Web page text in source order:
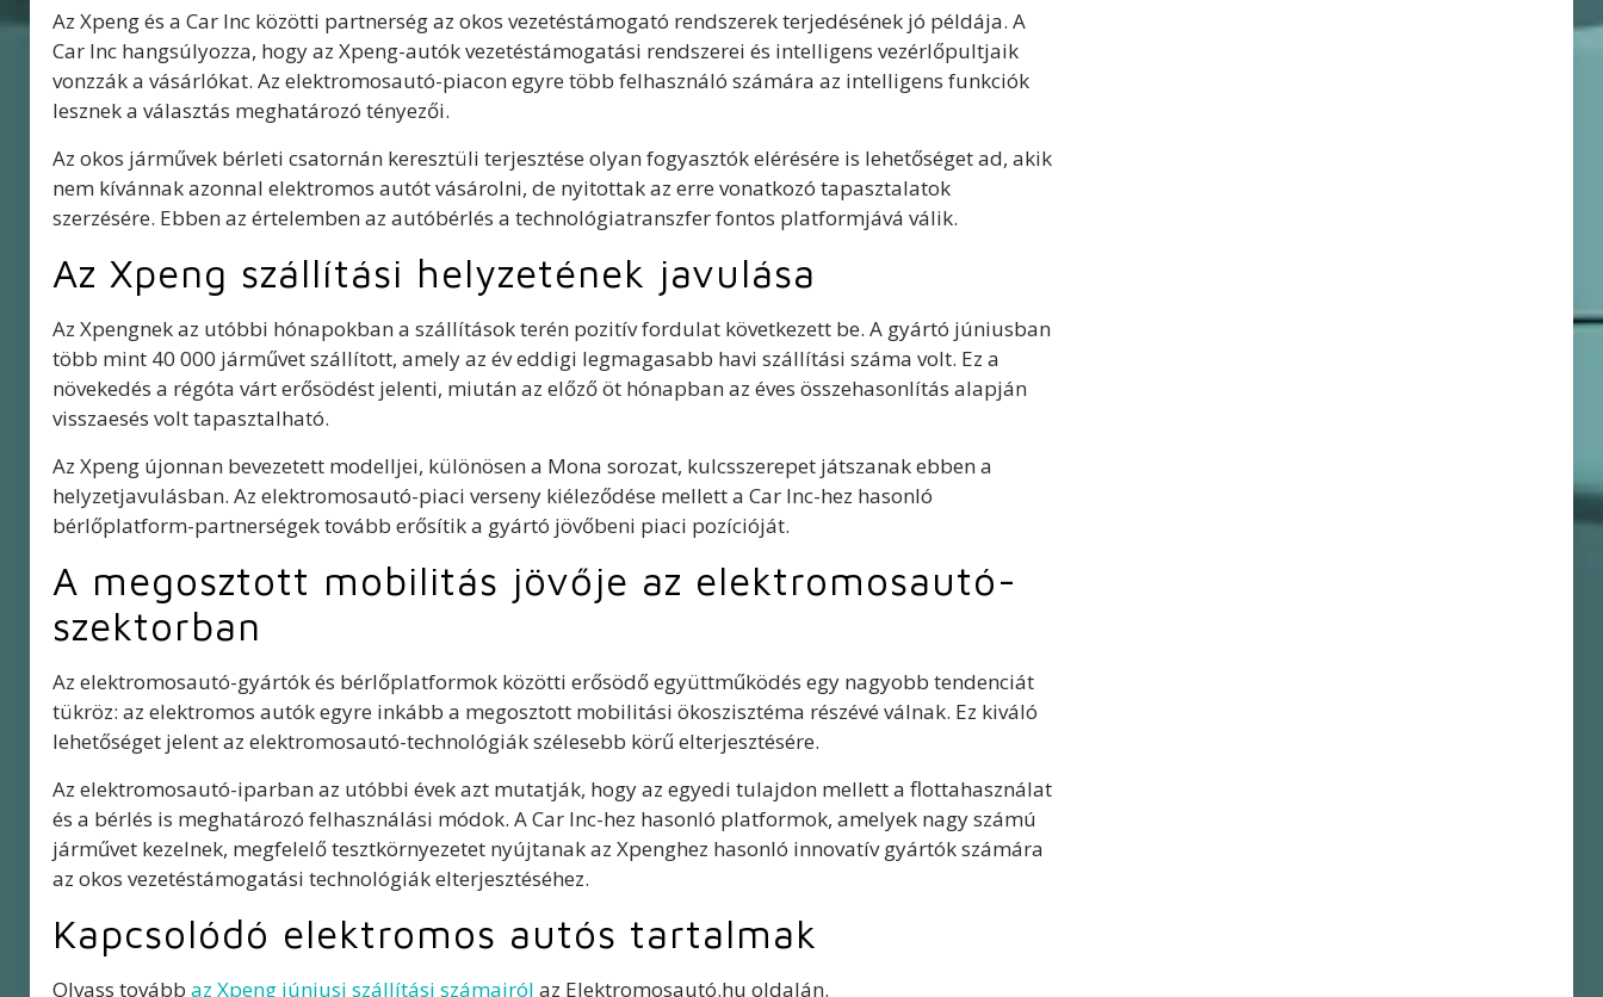
Az Xpeng és a Car Inc közötti partnerség az okos vezetéstámogató rendszerek terjedésének jó példája. A
Car Inc hangsúlyozza, hogy az Xpeng-autók vezetéstámogatási rendszerei és intelligens vezérlőpultjaik
vonzzák a vásárlókat. Az elektromosautó-piacon egyre több felhasználó számára az intelligens funkciók
lesznek a választás meghatározó tényezői.
Az okos járművek bérleti csatornán keresztüli terjesztése olyan fogyasztók elérésére is lehetőséget ad, akik
nem kívánnak azonnal elektromos autót vásárolni, de nyitottak az erre vonatkozó tapasztalatok
szerzésére. Ebben az értelemben az autóbérlés a technológiatranszfer fontos platformjává válik.
Az Xpeng szállítási helyzetének javulása
Az Xpengnek az utóbbi hónapokban a szállítások terén pozitív fordulat következett be. A gyártó júniusban
több mint 40 000 járművet szállított, amely az év eddigi legmagasabb havi szállítási száma volt. Ez a
növekedés a régóta várt erősödést jelenti, miután az előző öt hónapban az éves összehasonlítás alapján
visszaesés volt tapasztalható.
Az Xpeng újonnan bevezetett modelljei, különösen a Mona sorozat, kulcsszerepet játszanak ebben a
helyzetjavulásban. Az elektromosautó-piaci verseny kiéleződése mellett a Car Inc-hez hasonló
bérlőplatform-partnerségek tovább erősítik a gyártó jövőbeni piaci pozícióját.
A megosztott mobilitás jövője az elektromosautó-
szektorban
Az elektromosautó-gyártók és bérlőplatformok közötti erősödő együttműködés egy nagyobb tendenciát
tükröz: az elektromos autók egyre inkább a megosztott mobilitási ökoszisztéma részévé válnak. Ez kiváló
lehetőséget jelent az elektromosautó-technológiák szélesebb körű elterjesztésére.
Az elektromosautó-iparban az utóbbi évek azt mutatják, hogy az egyedi tulajdon mellett a flottahasználat
és a bérlés is meghatározó felhasználási módok. A Car Inc-hez hasonló platformok, amelyek nagy számú
járművet kezelnek, megfelelő tesztkörnyezetet nyújtanak az Xpenghez hasonló innovatív gyártók számára
az okos vezetéstámogatási technológiák elterjesztéséhez.
Kapcsolódó elektromos autós tartalmak
Olvass tovább az Xpeng júniusi szállítási számairól az Elektromosautó.hu oldalán.